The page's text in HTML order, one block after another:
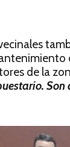
de la
Son